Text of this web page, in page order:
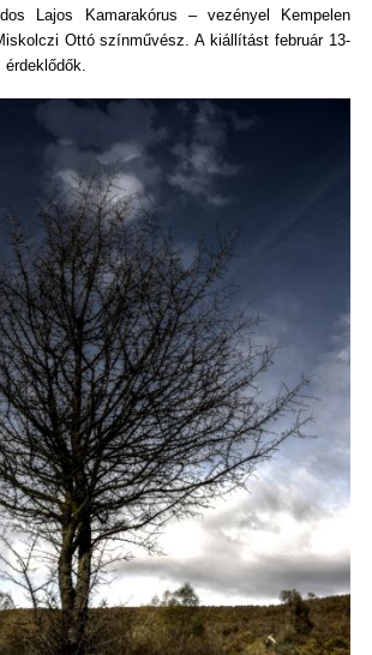
Lajos Kamarakórus – vezényel Kempelen
Ottó színművész. A kiállítást február 13-